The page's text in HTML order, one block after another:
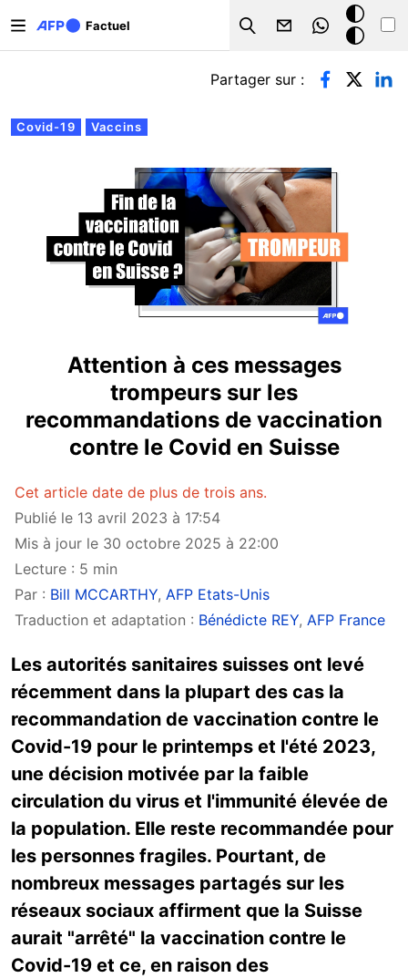
Factuel
Search
Mode
sombre
Onglets principaux
Covid-19 Vaccins
Partager sur :
Attention à ces messages
trompeurs sur les
recommandations de vaccination
contre le Covid en Suisse
Cet article date de plus de trois ans.
Publié le 13 avril 2023 à 17:54
Mis à jour le 30 octobre 2025 à 22:00
Lecture : 5 min
Par : Bill MCCARTHY, AFP Etats-Unis
Traduction et adaptation : Bénédicte REY, AFP France
Les autorités sanitaires suisses ont levé
récemment dans la plupart des cas la
recommandation de vaccination contre le
Covid-19 pour le printemps et l'été 2023,
une décision motivée par la faible
circulation du virus et l'immunité élevée de
la population. Elle reste recommandée pour
les personnes fragiles. Pourtant, de
nombreux messages partagés sur les
réseaux sociaux affirment que la Suisse
aurait "arrêté" la vaccination contre le
Covid-19 et ce, en raison des